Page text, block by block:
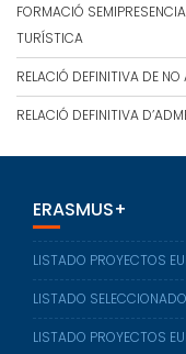
FORMACIÓ
TURÍSTICA
RELACIÓ DEFINITIVA DE
RELACIÓ DEFINITIVA
ERASMUS+
LISTADO PROYECTOS
LISTADO
LISTADO PROYECTOS